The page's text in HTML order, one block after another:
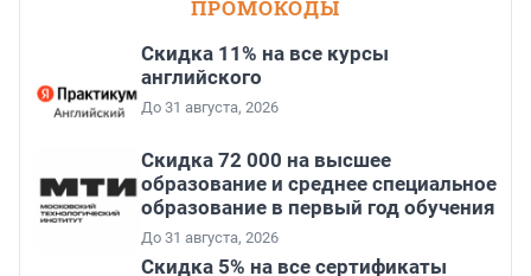
ПРОМОКОДЫ
Скидка 11% на все курсы
английского
До 31 августа, 2026
Скидка 72 000 на высшее
образование и среднее специальное
образование в первый год обучения
До 31 августа, 2026
Скидка 5% на все сертификаты